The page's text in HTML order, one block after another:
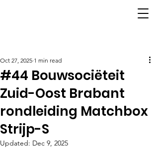
#44 Bouwsociëteit
Zuid-Oost Brabant
rondleiding Matchbox
Strijp-S
Oct 27, 2025 1 min read
Updated: Dec 9, 2025